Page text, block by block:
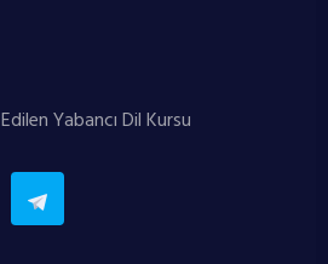
Yabancı Dil Kursu